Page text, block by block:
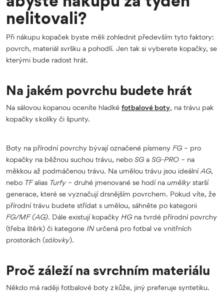
nelitovali?
Při nákupu kopaček byste měli zohlednit především tyto faktory:
povrch, materiál svršku a pohodlí. Jen tak si vyberete kopačky, se
kterými bude radost hrát.
Na jakém povrchu budete hrát
Na sálovou kopanou oceníte hladké fotbalové boty, na trávu pak
kopačky s kolíky či špunty.
Boty na přírodní povrchy bývají označené písmeny FG – pro
kopačky na běžnou suchou trávu, nebo SG a SG-PRO – na
měkkou až podmáčenou trávu. Na umělou trávu jsou ideálníAG,
nebo TFalias Turfy– druhé jmenované se hodí na umělkystarší
generace, které se vyznačují drsnějším povrchem. Pokud víte, že
přírodní trávu budete střídat s umělou, sáhněte po kategorii
FG/MF (AG). Dále existují kopačky HG na tvrdé přírodní povrchy
(třeba štěrk) či kategorie INurčená pro fotbal ve vnitřních
prostorách (sálovky).
Proč záleží na svrchním materiálu
Někdo má raději fotbalové boty z kůže, jiný preferuje syntetiku.